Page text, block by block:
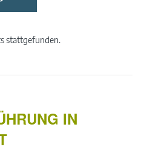
stattgefunden.
IN